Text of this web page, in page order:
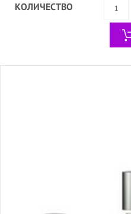
КОЛИЧЕСТВО